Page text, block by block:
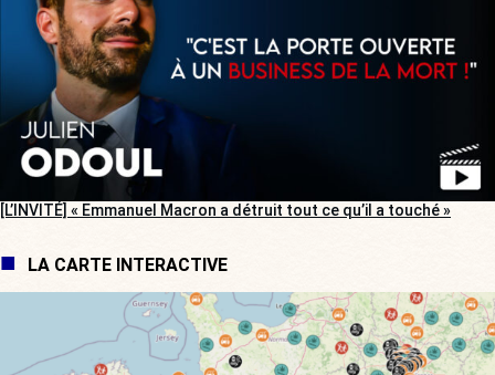
[L’INVITÉ] « Emmanuel Macron a détruit tout ce qu’il a touché »
LA CARTE INTERACTIVE